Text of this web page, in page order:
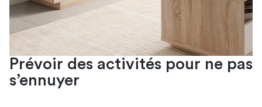
Prévoir des activités pour ne pas
s’ennuyer